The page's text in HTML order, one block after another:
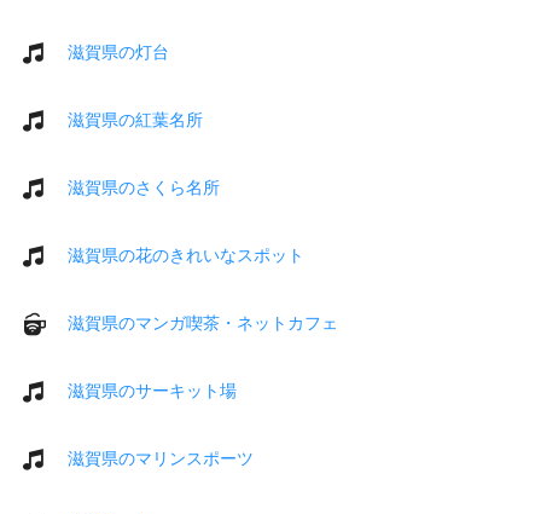
滋賀県の灯台
滋賀県の紅葉名所
滋賀県のさくら名所
滋賀県の花のきれいなスポット
滋賀県のマンガ喫茶・ネットカフェ
滋賀県のサーキット場
滋賀県のマリンスポーツ